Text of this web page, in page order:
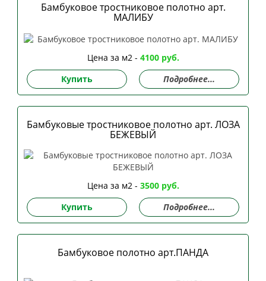
Бамбуковое тростниковое полотно арт.
МАЛИБУ
Цена за м2 - 4100 руб.
Купить
Подробнее...
Бамбуковые тростниковое полотно арт. ЛОЗА
БЕЖЕВЫЙ
Цена за м2 - 3500 руб.
Купить
Подробнее...
Бамбуковое полотно арт.ПАНДА